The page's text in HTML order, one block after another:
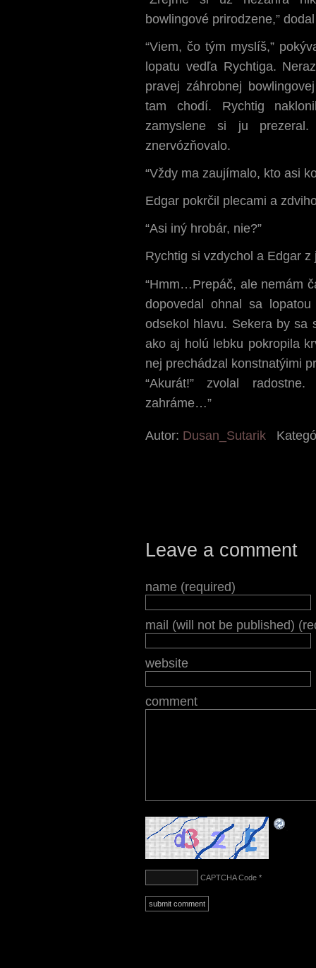
bowlingové prirodzene,”
“Viem, čo tým myslíš,”
lopatu vedľa Rychtiga.
pravej záhrobnej
tam chodí. Rychtig
zamyslene si ju prezeral.
znervózňovalo.
“Vždy ma zaujímalo, kto asi
Edgar pokrčil plecami a
“Asi iný hrobár, nie?”
Rychtig si vzdychol a Edgar
“Hmm…Prepáč, ale nemám
dopovedal ohnal sa
odsekol hlavu. Sekera by
ako aj holú lebku pokropila
nej prechádzal konstnatýimi
“Akurát!” zvolal
zahráme…”
Autor: Dusan_Sutarik
Leave a comment
name (required)
mail (will not be published)
website
comment
CAPTCHA Code *